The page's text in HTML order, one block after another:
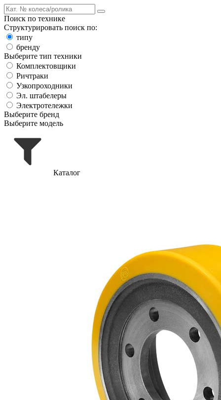
Поиск по технике
Структурировать поиск по:
типу
бренду
Выберите тип техники
Комплектовщики
Ричтраки
Узкопроходники
Эл. штабелеры
Электротележки
Выберите бренд
Выберите модель
Каталог